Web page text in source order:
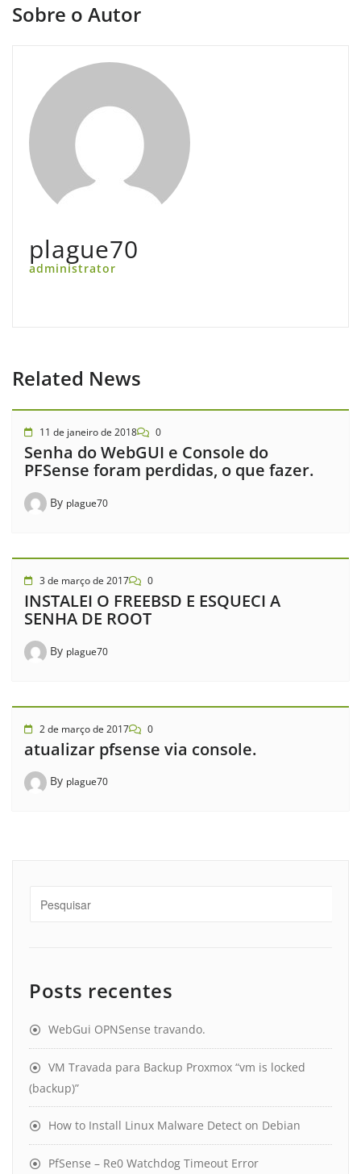
Sobre o Autor
plague70
administrator
Related News
11 de janeiro de 2018 0
Senha do WebGUI e Console do
PFSense foram perdidas, o que fazer.
By plague70
3 de março de 2017 0
INSTALEI O FREEBSD E ESQUECI A
SENHA DE ROOT
By plague70
2 de março de 2017 0
atualizar pfsense via console.
By plague70
Posts recentes
WebGui OPNSense travando.
VM Travada para Backup Proxmox “vm is locked
(backup)”
How to Install Linux Malware Detect on Debian
PfSense – Re0 Watchdog Timeout Error